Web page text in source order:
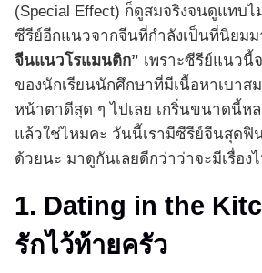
(Special Effect) ก็ดูสมจริงจนดูแทบไ
ซีรีย์อีกแนวจากจีนที่กำลังเป็นที่นิยมม
จีนแนวโรแมนติก” เพราะซีรีย์แนวนี้
ของนักเรียนนักศึกษาที่มีเนื้อหาเบาส
หน้าตาดีสุด ๆ ไปเลย เกริ่นขนาดนี้ห
แล้วใช่ไหมคะ วันนี้เรามีซีรีย์จีนสุดฟิ
ด้วยนะ มาดูกันเลยดีกว่าว่าจะมีเรื่อง
1. Dating in the
รักไว้ท้ายครัว